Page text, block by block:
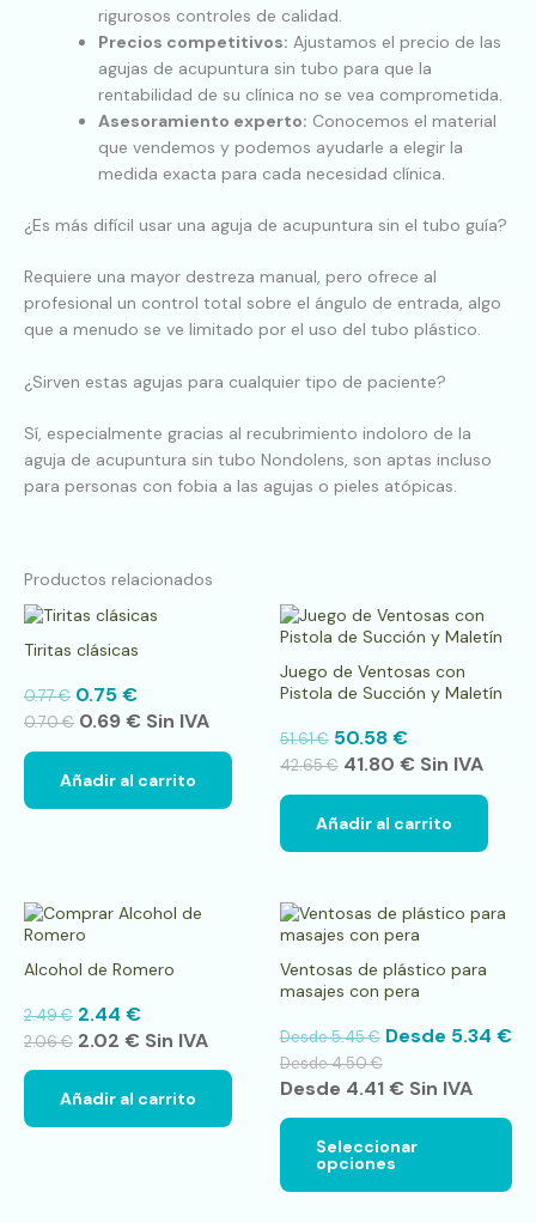
rigurosos controles de calidad.
Precios competitivos: Ajustamos el precio de las
agujas de acupuntura sin tubo para que la
rentabilidad de su clínica no se vea comprometida.
Asesoramiento experto: Conocemos el material
que vendemos y podemos ayudarle a elegir la
medida exacta para cada necesidad clínica.
¿Es más difícil usar una aguja de acupuntura sin el tubo guía?
Requiere una mayor destreza manual, pero ofrece al
profesional un control total sobre el ángulo de entrada, algo
que a menudo se ve limitado por el uso del tubo plástico.
¿Sirven estas agujas para cualquier tipo de paciente?
Sí, especialmente gracias al recubrimiento indoloro de la
aguja de acupuntura sin tubo Nondolens, son aptas incluso
para personas con fobia a las agujas o pieles atópicas.
Productos relacionados
Tiritas clásicas
0.77€ 0.75€
0.70€ 0.69€ Sin IVA
Añadir al carrito
Juego de Ventosas con
Pistola de Succión y Maletín
51.61€ 50.58€
42.65€ 41.80 € Sin IVA
Añadir al carrito
Alcohol de Romero
2.49€ 2.44 €
2.06€ 2.02 € Sin IVA
Añadir al carrito
Ventosas de plástico para
masajes con pera
Desde5.45€ Desde 5.34 €
Desde4.50€
Desde 4.41€ Sin IVA
Seleccionar
opciones
en
de